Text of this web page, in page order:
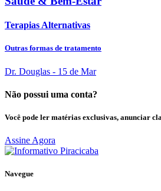
Terapias Alternativas
Outras formas de tratamento
Dr. Douglas - 15 de Mar
Não possui uma conta?
Você pode ler matérias exclusivas, anunciar
Assine Agora
Navegue